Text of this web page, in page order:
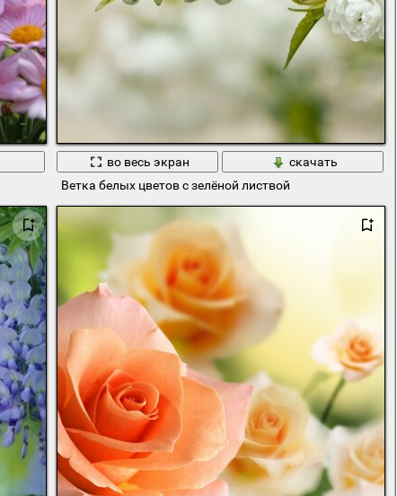
во весь экран
скачать
Ветка белых цветов с зелёной листвой